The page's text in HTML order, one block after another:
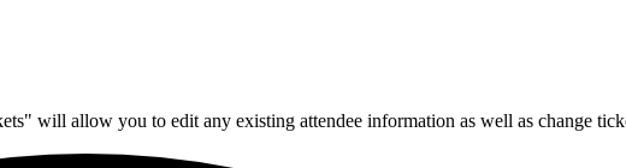
will allow you to edit any existing attendee information as well as change